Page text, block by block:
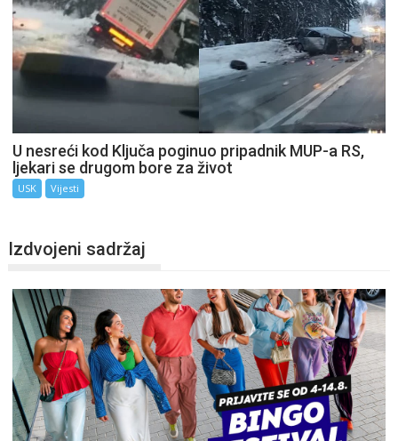
U nesreći kod Ključa poginuo pripadnik MUP-a RS,
ljekari se drugom bore za život
USK Vijesti
Izdvojeni sadržaj